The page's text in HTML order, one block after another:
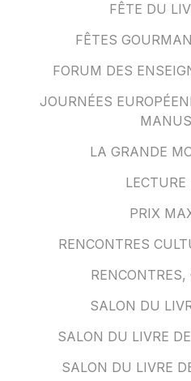
FÊTE DU
FÊTES
FORUM DES
JOURNÉES
LA GRANDE
LECTURE
PRIX
RENCONTRES
SALON DU
SALON DU LIVRE
SALON DU LIVRE